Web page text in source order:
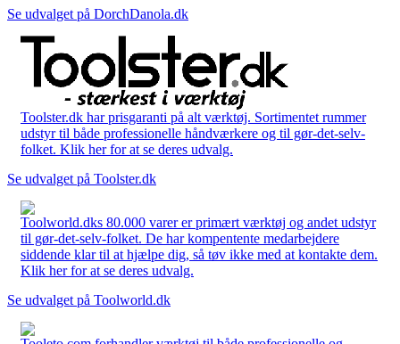
Se udvalget på DorchDanola.dk
Toolster.dk har prisgaranti på alt værktøj. Sortimentet rummer
udstyr til både professionelle håndværkere og til gør-det-selv-
folket. Klik her for at se deres udvalg.
Se udvalget på Toolster.dk
Toolworld.dks 80.000 varer er primært værktøj og andet udstyr
til gør-det-selv-folket. De har kompentente medarbejdere
siddende klar til at hjælpe dig, så tøv ikke med at kontakte dem.
Klik her for at se deres udvalg.
Se udvalget på Toolworld.dk